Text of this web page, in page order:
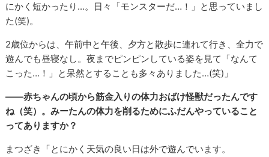
にかく短かったり...。日々「モンスターだ…！」と思っていまし
た(笑)。
2歳位からは、午前中と午後、夕方と散歩に連れて行き、全力で
遊んでも昼寝なし。夜までピンピンしている姿を見て「なんて
こった…！」と呆然とすることも多々ありました…(笑)」
――赤ちゃんの頃から筋金入りの体力おばけ怪獣だったんです
ね（笑）。みーたんの体力を削るためにふだんやっていること
ってありますか？
まつざき「とにかく天気の良い日は外で遊んでいます。